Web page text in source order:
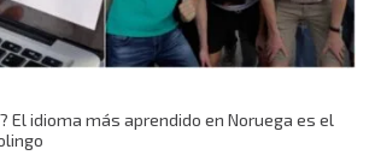
El idioma más aprendido en Noruega es el